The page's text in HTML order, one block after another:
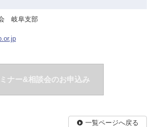
岐阜支部
ナー&相談会のお申込み
一覧ページへ戻る